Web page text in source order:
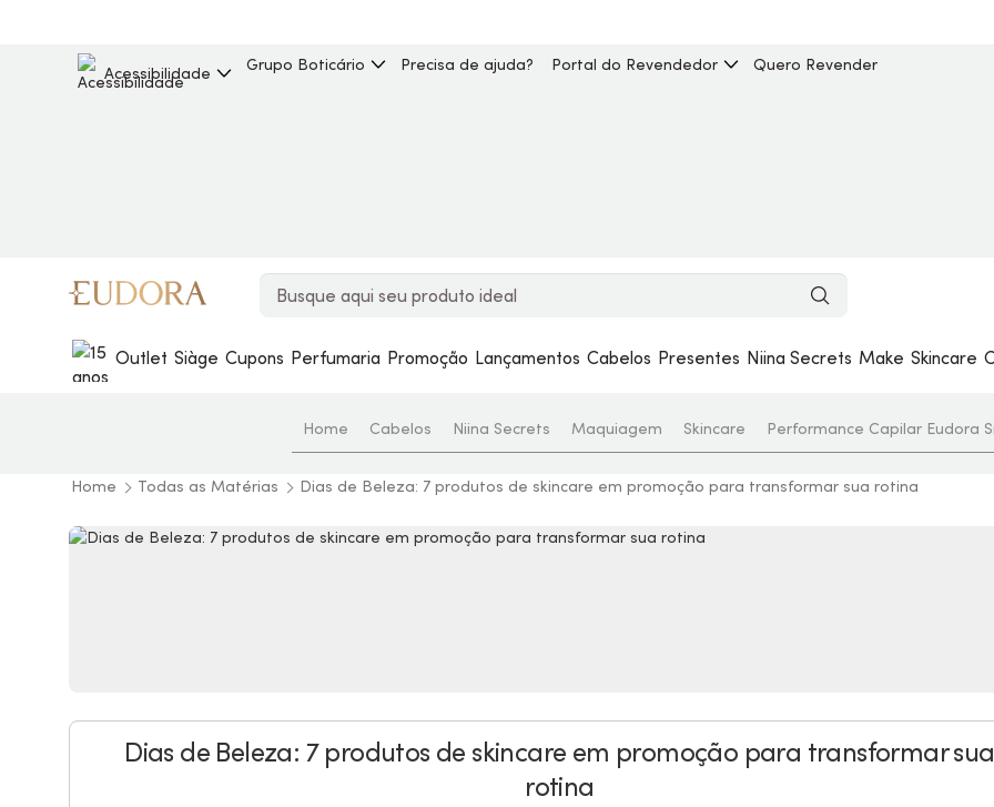
Acessibilidade Grupo Boticário Precisa de ajuda? Portal do Revendedor Quero Revender
Outlet Siàge Cupons Perfumaria Promoção Lançamentos Cabelos Presentes Niina Secrets Make Skincare
Home Cabelos Niina Secrets Maquiagem Skincare Performance Capilar Eudora
Home Todas as Matérias Dias de Beleza: 7 produtos de skincare em promoção para transformar sua rotina
Dias de Beleza: 7 produtos de skincare em promoção para transformar sua
rotina